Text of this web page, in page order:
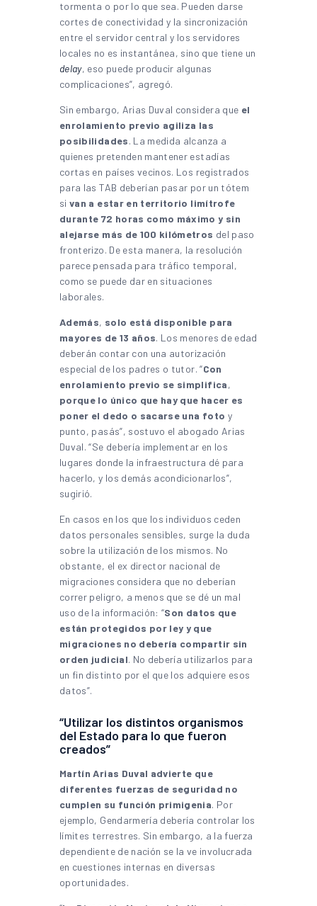
tormenta o por lo que sea. Pueden darse
cortes de conectividad y la sincronización
entre el servidor central y los servidores
locales no es instantánea, sino que tiene un
delay, eso puede producir algunas
complicaciones”, agregó.
Sin embargo, Arias Duval considera que el
enrolamiento previo agiliza las
posibilidades. La medida alcanza a
quienes pretenden mantener estadías
cortas en países vecinos. Los registrados
para las TAB deberían pasar por un tótem
sivan a estar en territorio limítrofe
durante 72 horas como máximo y sin
alejarse más de 100 kilómetros del paso
fronterizo. De esta manera, la resolución
parece pensada para tráfico temporal,
como se puede dar en situaciones
laborales.
Además, solo está disponible para
mayores de 13 años. Los menores de edad
deberán contar con una autorización
especial de los padres o tutor. “Con
enrolamiento previo se simplifica,
porque lo único que hay que hacer es
poner el dedo o sacarse una foto y
punto, pasás”, sostuvo el abogado Arias
Duval. “Se debería implementar en los
lugares donde la infraestructura dé para
hacerlo, y los demás acondicionarlos”,
sugirió.
En casos en los que los individuos ceden
datos personales sensibles, surge la duda
sobre la utilización de los mismos. No
obstante, el ex director nacional de
migraciones considera que no deberían
correr peligro, a menos que se dé un mal
uso de la información: “Son datos que
están protegidos por ley y que
migraciones no debería compartir sin
orden judicial. No debería utilizarlos para
un fin distinto por el que los adquiere esos
datos”.
“Utilizar los distintos organismos
del Estado para lo que fueron
creados”
Martín Arias Duval advierte que
diferentes fuerzas de seguridad no
cumplen su función primigenia. Por
ejemplo, Gendarmería debería controlar los
límites terrestres. Sin embargo, a la fuerza
dependiente de nación se la ve involucrada
en cuestiones internas en diversas
oportunidades.